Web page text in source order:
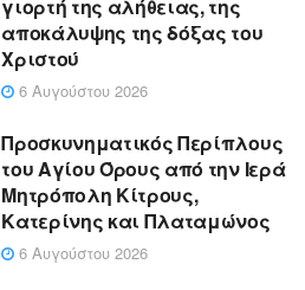
γιορτή της αλήθειας, της
αποκάλυψης της δόξας του
Χριστού
6 Αυγούστου 2026
Προσκυνηματικός Περίπλους
του Αγίου Όρους από την Ιερά
Μητρόπολη Κίτρους,
Κατερίνης και Πλαταμώνος
6 Αυγούστου 2026